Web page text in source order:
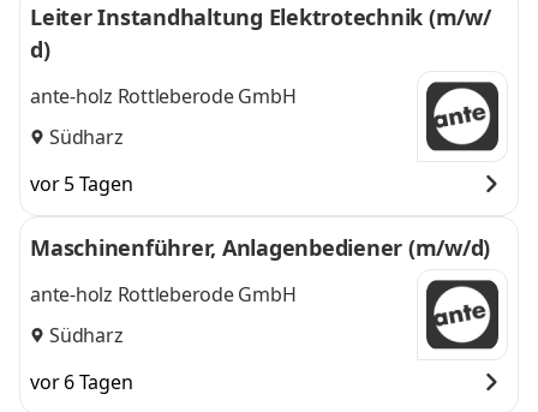
Leiter Instandhaltung Elektrotechnik (m/w/
d)
ante-holz Rottleberode GmbH
Südharz
vor 5 Tagen
Maschinenführer, Anlagenbediener (m/w/d)
ante-holz Rottleberode GmbH
Südharz
vor 6 Tagen